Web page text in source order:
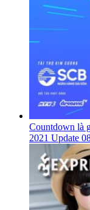
Countdown là
2021 Update